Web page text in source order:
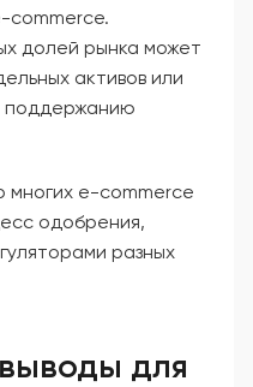
commerce.
долей рынка может
активов или
поддержанию
e-commerce
одобрения,
разных
для